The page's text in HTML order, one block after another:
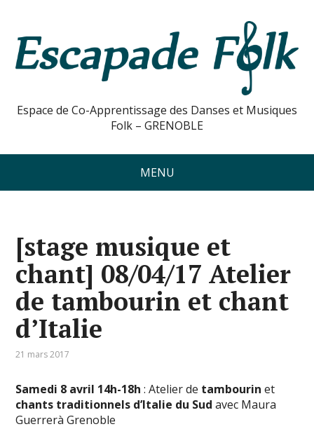
Espace de Co-Apprentissage des Danses et Musiques
Folk – GRENOBLE
MENU
[stage musique et
chant] 08/04/17 Atelier
de tambourin et chant
d’Italie
21 mars 2017
Samedi 8 avril 14h-18h : Atelier de tambourin et
chants traditionnels d’Italie du Sud avec Maura
Guerrerà Grenoble